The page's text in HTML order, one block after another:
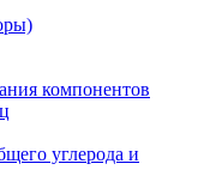
компонентов
углерода и